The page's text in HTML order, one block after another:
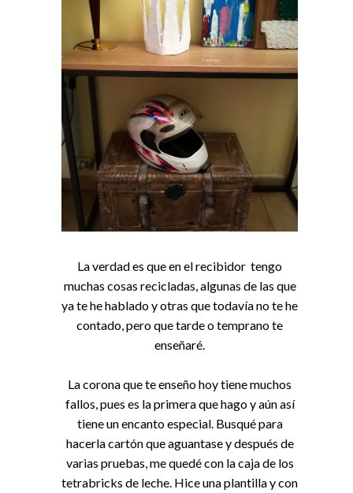
La verdad es que en el recibidor tengo
muchas cosas recicladas, algunas de las que
ya te he hablado y otras que todavía no te he
contado, pero que tarde o temprano te
enseñaré.
La corona que te enseño hoy tiene muchos
fallos, pues es la primera que hago y aún así
tiene un encanto especial. Busqué para
hacerla cartón que aguantase y después de
varias pruebas, me quedé con la caja de los
tetrabricks de leche. Hice una plantilla y con